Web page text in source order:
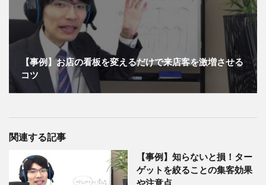
【事例】お店の看板を変えるだけで来店客を激増させる
コツ
関連する記事
【事例】知らないと損！ター
ゲットを絞ることの集客効果
や注意点